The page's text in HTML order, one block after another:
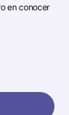
en conocer